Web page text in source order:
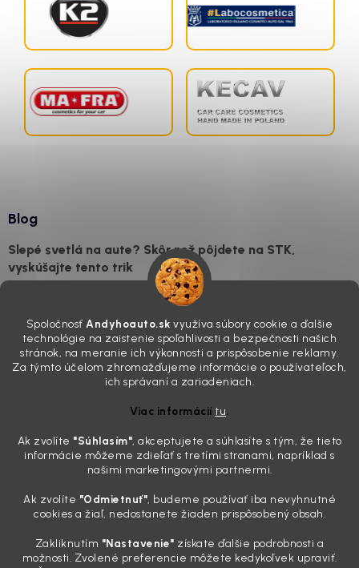
Spoločnosť Andyhoauto.sk využíva súbory cookie a ďalšie
technológie na zaistenie spoľahlivosti a bezpečnosti našich
stránok, na meranie ich výkonnosti a prispôsobenie reklamy.
Za týmto účelom zhromažďujeme informácie o používateľoch,
ich správaní a zariadeniach.
Viac informáciítu.
Ak zvolíte "Súhlasím", akceptujete a súhlasíte s tým, že tieto
informácie môžeme zdieľať s tretími stranami, napríklad s
našimi marketingovými partnermi.
Ak zvolíte "Odmietnuť", budeme používať iba nevyhnutné
cookies a žiaľ, nedostanete žiaden prispôsobený obsah.
Zakliknutím "Nastavenie" získate ďalšie podrobnosti a
možnosti. Zvolené preferencie môžete kedykoľvek upraviť.
Blog
Slepé svetlá na aute? Skôr než pôjdete na STK,
vyskúšajte tento trik
skutočnosti je? Často za to môžu práve „slepé“ svetlomety. Ten
mliečny, drsný povrch nie je len estetická vada. Keď slnko a soľ urobia
svoje, plexisklo začne svetlo rozptyľovať namiesto to...
Zabudnite na handru. Ak chcete mať auto naozaj čisté,
Poznáte ten moment. Vonku svieti slnko, vy sedíte v čerstvo
„upratanom“ aute, no pri pohľade na palubnú dosku vás ide poraziť. V
mriežkach ventilácie, okolo tlačidiel a v švíkoch sedačiek na vás stále
drzo pozerá prach. Handra ani vysávač tam jednodu...
Detailing nemusí stáť výplatu: 5 kúskov autokozmetiky,
31.7.2026